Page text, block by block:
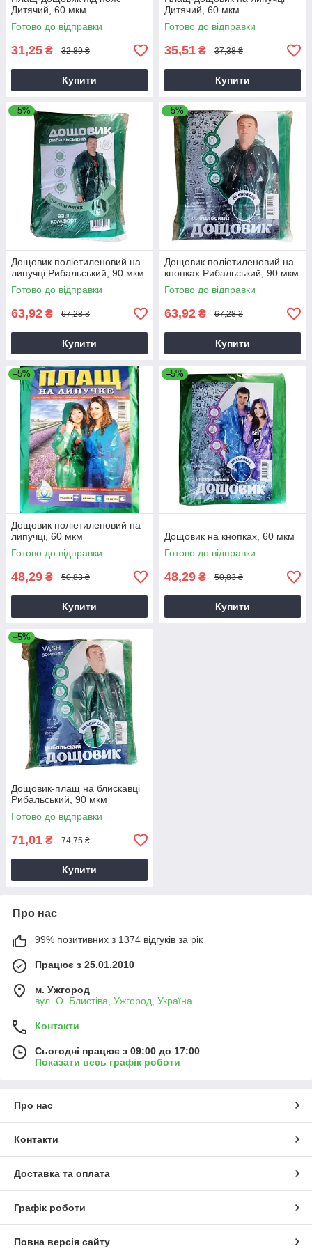
Дитячий, 60 мкм
Готово до відправки
31,25 ₴ 32,89 ₴
Купити
Дитячий, 60 мкм
Готово до відправки
35,51 ₴ 37,38 ₴
Купити
–5%
Дощовик поліетиленовий на
липучці Рибальський, 90 мкм
Готово до відправки
63,92 ₴ 67,28 ₴
Купити
–5%
Дощовик поліетиленовий на
кнопках Рибальський, 90 мкм
Готово до відправки
63,92 ₴ 67,28 ₴
Купити
–5%
Дощовик поліетиленовий на
липучці, 60 мкм
Готово до відправки
48,29 ₴ 50,83 ₴
Купити
–5%
Дощовик на кнопках, 60 мкм
Готово до відправки
48,29 ₴ 50,83 ₴
Купити
–5%
Дощовик-плащ на блискавці
Рибальський, 90 мкм
Готово до відправки
71,01 ₴ 74,75 ₴
Купити
Про нас
99% позитивних з 1374 відгуків за рік
Працює з 25.01.2010
м. Ужгород
вул. О. Блистіва, Ужгород, Україна
Контакти
Сьогодні працює з 09:00 до 17:00
Показати весь графік роботи
Про нас
Контакти
Доставка та оплата
Графік роботи
Повна версія сайту